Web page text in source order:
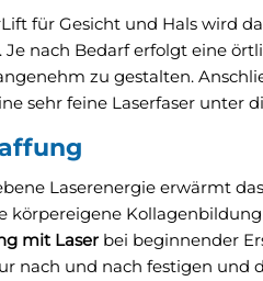
für Gesicht und Hals wird
Je nach Bedarf erfolgt eine
zu gestalten.
sehr feine Laserfaser unter
Laserenergie erwärmt
körpereigene
mit Laser bei beginnender
nach und nach festigen und